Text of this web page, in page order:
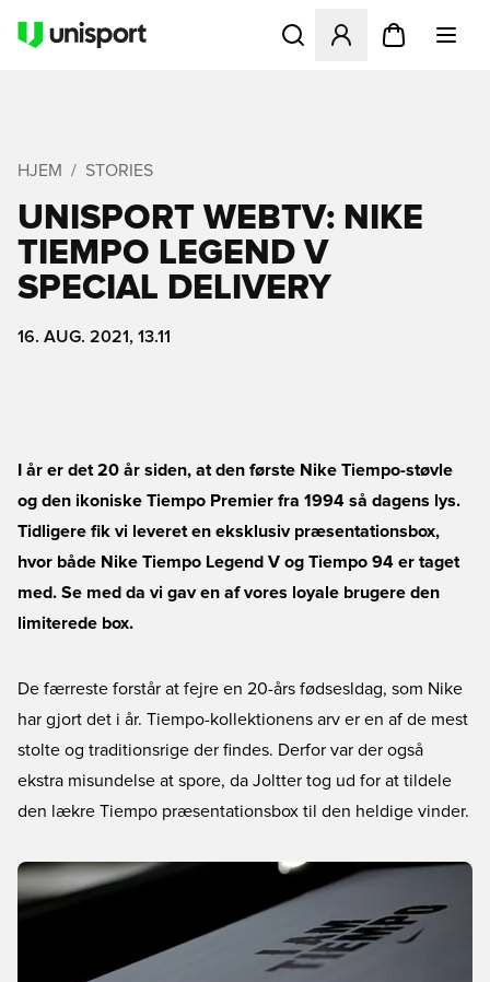
Åbner en Modal til at
HJEM STORIES
UNISPORT WEBTV: NIKE
TIEMPO LEGEND V
SPECIAL DELIVERY
16. AUG. 2021, 13.11
I år er det 20 år siden, at den første Nike Tiempo-støvle
og den ikoniske Tiempo Premier fra 1994 så dagens lys.
Tidligere fik vi leveret en eksklusiv præsentationsbox,
hvor både Nike Tiempo Legend V og Tiempo 94 er taget
med. Se med da vi gav en af vores loyale brugere den
limiterede box.
De færreste forstår at fejre en 20-års fødsesldag, som Nike
har gjort det i år. Tiempo-kollektionens arv er en af de mest
stolte og traditionsrige der findes. Derfor var der også
ekstra misundelse at spore, da Joltter tog ud for at tildele
den lækre Tiempo præsentationsbox til den heldige vinder.